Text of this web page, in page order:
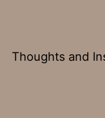
Thoughts and